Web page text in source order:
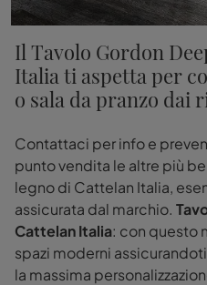
Il Tavolo Gordon
Italia ti aspetta per
o sala da pranzo dai
Contattaci per info e
punto vendita le altre più
legno di Cattelan Italia,
assicurata dal marchio.
Cattelan Italia: con questo
spazi moderni
la massima